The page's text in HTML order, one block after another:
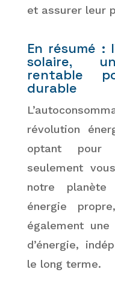
et assurer leur
En résumé :
solaire,
rentable
durable
révolution
optant pour
seulement
notre planète
énergie
également
d’énergie,
le long terme.